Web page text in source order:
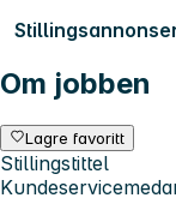
Om jobben
Lagre favoritt
Stillingstittel